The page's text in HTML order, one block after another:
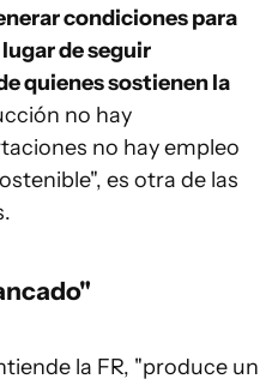
condiciones para
de seguir
quienes sostienen la
no hay
no hay empleo
es otra de las
la FR, "produce un